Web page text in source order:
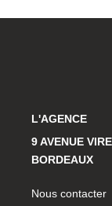
L'AGENCE
9 AVENUE
BORDEAUX
Nous contacter